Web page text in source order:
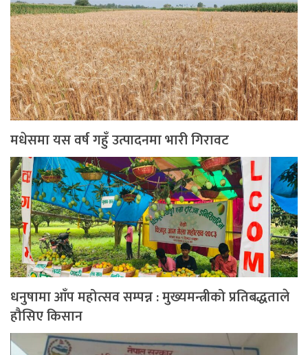
मधेसमा यस वर्ष गहुँ उत्पादनमा भारी गिरावट
धनुषामा आँप महोत्सव सम्पन्न : मुख्यमन्त्रीको प्रतिबद्धताले
हौसिए किसान